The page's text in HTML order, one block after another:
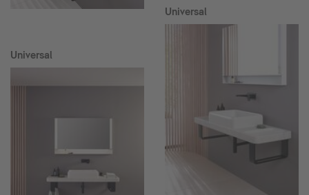
Universal
Universal